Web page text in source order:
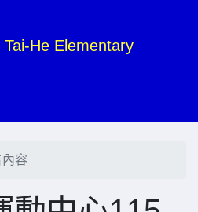
He Elementary
容